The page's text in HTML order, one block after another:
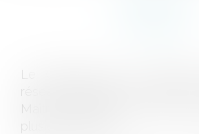
Le Cabinet est un
réseau EUROJURIS, fondé
Maître BARBIER a assuré la
plusieurs années.